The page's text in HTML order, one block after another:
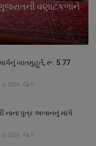
વણાટકળાને
ખાતમુહૂર્ત, રૂ. 5.77
6, 2026 0
પુત્ર અબાનનું માર્ગ
6, 2026 0